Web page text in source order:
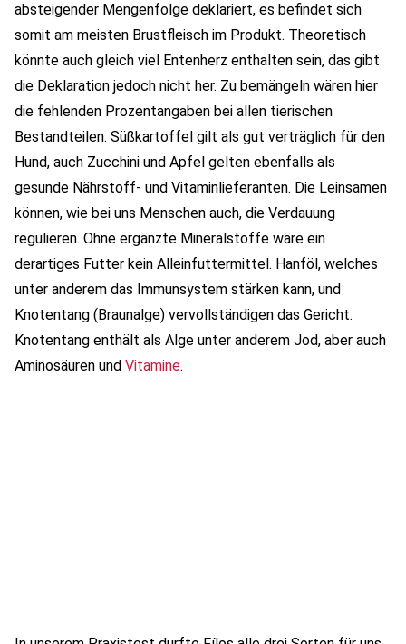
absteigender Mengenfolge deklariert, es befindet sich
somit am meisten Brustfleisch im Produkt. Theoretisch
könnte auch gleich viel Entenherz enthalten sein, das gibt
die Deklaration jedoch nicht her. Zu bemängeln wären hier
die fehlenden Prozentangaben bei allen tierischen
Bestandteilen. Süßkartoffel gilt als gut verträglich für den
Hund, auch Zucchini und Apfel gelten ebenfalls als
gesunde Nährstoff- und Vitaminlieferanten. Die Leinsamen
können, wie bei uns Menschen auch, die Verdauung
regulieren. Ohne ergänzte Mineralstoffe wäre ein
derartiges Futter kein Alleinfuttermittel. Hanföl, welches
unter anderem das Immunsystem stärken kann, und
Knotentang (Braunalge) vervollständigen das Gericht.
Knotentang enthält als Alge unter anderem Jod, aber auch
Aminosäuren und Vitamine.